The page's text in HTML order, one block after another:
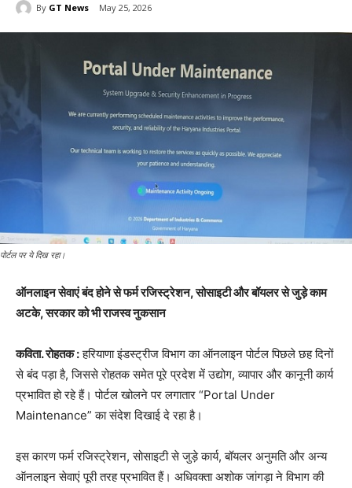
By GT News May 25, 2026
पोर्टल पर ये दिख रहा।
ऑनलाइन सेवाएं बंद होने से फर्म रजिस्ट्रेशन, सोसाइटी और बॉयलर से जुड़े काम
अटके, सरकार को भी राजस्व नुकसान
कविता. रोहतक :हरियाणा इंडस्ट्रीज विभाग का ऑनलाइन पोर्टल पिछले छह दिनों
से बंद पड़ा है, जिससे रोहतक समेत पूरे प्रदेश में उद्योग, व्यापार और कानूनी कार्य
प्रभावित हो रहे हैं। पोर्टल खोलने पर लगातार “Portal Under
Maintenance” का संदेश दिखाई दे रहा है।
इस कारण फर्म रजिस्ट्रेशन, सोसाइटी से जुड़े कार्य, बॉयलर अनुमति और अन्य
ऑनलाइन सेवाएं पूरी तरह प्रभावित हैं। अधिवक्ता अशोक जांगड़ा ने विभाग की